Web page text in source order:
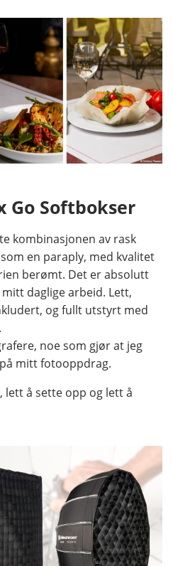
Go Softbokser
kombinasjonen av rask
en paraply, med kvalitet
berømt. Det er absolutt
daglige arbeid. Lett,
og fullt utstyrt med
noe som gjør at jeg
mitt fotooppdrag.
lett å sette opp og lett å